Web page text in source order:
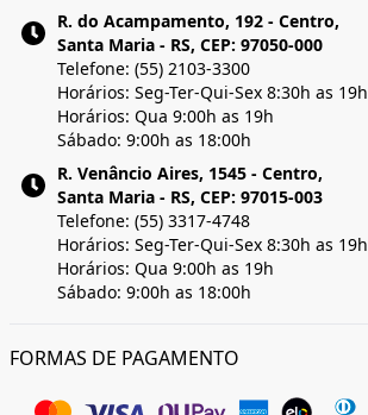
R. do Acampamento, 192 - Centro,
Santa Maria - RS, CEP: 97050-000
Telefone: (55) 2103-3300
Horários: Seg-Ter-Qui-Sex 8:30h as 19h
Horários: Qua 9:00h as 19h
Sábado: 9:00h as 18:00h
R. Venâncio Aires, 1545 - Centro,
Santa Maria - RS, CEP: 97015-003
Telefone: (55) 3317-4748
Horários: Seg-Ter-Qui-Sex 8:30h as 19h
Horários: Qua 9:00h as 19h
Sábado: 9:00h as 18:00h
FORMAS DE PAGAMENTO